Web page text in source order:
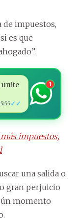
de impuestos,
es que
unite
✓✓
1
impuestos,
una salida o
gran perjuicio
momento